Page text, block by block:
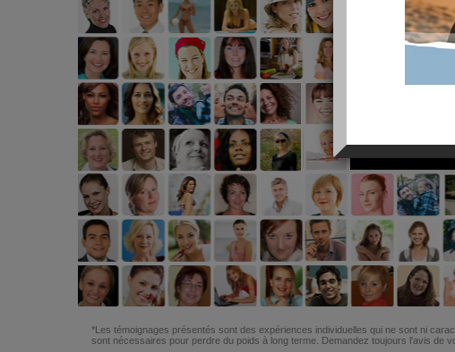
*Les témoignages présentés sont des expériences individuelles qui ne sont ni
sont nécessaires pour perdre du poids à long terme. Demandez toujours l'avis de